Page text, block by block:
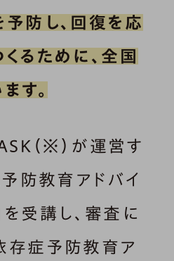
防し、回復を応
るために、全国
す。
（※）が運営す
防教育アドバイ
受講し、審査に
存症予防教育ア